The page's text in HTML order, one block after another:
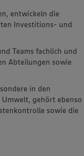
entwickeln die
Investitions- und
Teams fachlich und
Abteilungen sowie
in den
gehört ebenso
sowie die